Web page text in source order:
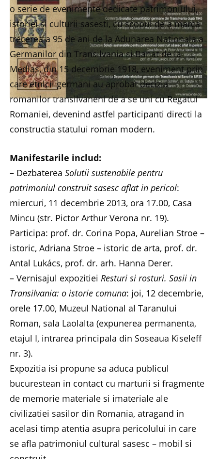
o serie de evenimente dedicate patrimoniului,
istoriei si culturii sasesti, cu scopul de a marca
trecerea a 95 de ani de la Adunarea Nationala a
Germanilor din Transilvania si Banat de la
Medias, din 15 decembrie 1918, eveniment prin
care etnicii germani au aprobat decizia
romanilor transilvaneni de a se uni cu Regatul
Romaniei, devenind astfel participanti directi la
constructia statului roman modern.
Manifestarile includ:
– Dezbaterea Solutii sustenabile pentru
patrimoniul construit sasesc aflat in pericol:
miercuri, 11 decembrie 2013, ora 17.00, Casa
Mincu (str. Pictor Arthur Verona nr. 19).
Participa: prof. dr. Corina Popa, Aurelian Stroe –
istoric, Adriana Stroe – istoric de arta, prof. dr.
Antal Lukács, prof. dr. arh. Hanna Derer.
– Vernisajul expozitiei Resturi si rosturi. Sasii in
Transilvania: o istorie comuna: joi, 12 decembrie,
orele 17.00, Muzeul National al Taranului
Roman, sala Laolalta (expunerea permanenta,
etajul I, intrarea principala din Soseaua Kiseleff
nr. 3).
Expozitia isi propune sa aduca publicul
bucurestean in contact cu marturii si fragmente
de memorie materiale si imateriale ale
civilizatiei sasilor din Romania, atragand in
acelasi timp atentia asupra pericolului in care
se afla patrimoniul cultural sasesc – mobil si